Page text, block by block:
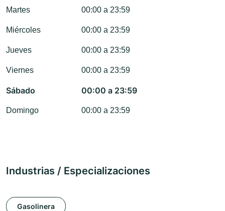
Martes 00:00 a 23:59
Miércoles 00:00 a 23:59
Jueves 00:00 a 23:59
Viernes 00:00 a 23:59
Sábado 00:00 a 23:59
Domingo 00:00 a 23:59
Industrias / Especializaciones
Gasolinera